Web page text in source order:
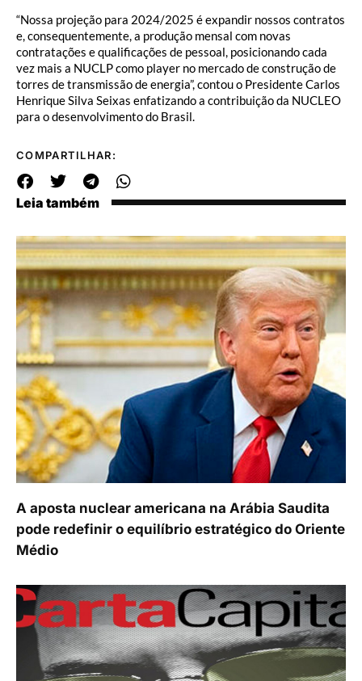
“Nossa projeção para 2024/2025 é expandir nossos contratos
e, consequentemente, a produção mensal com novas
contratações e qualificações de pessoal, posicionando cada
vez mais a NUCLP como player no mercado de construção de
torres de transmissão de energia”, contou o Presidente Carlos
Henrique Silva Seixas enfatizando a contribuição da NUCLEO
para o desenvolvimento do Brasil.
COMPARTILHAR:
Leia também
A aposta nuclear americana na Arábia Saudita
pode redefinir o equilíbrio estratégico do Oriente
Médio